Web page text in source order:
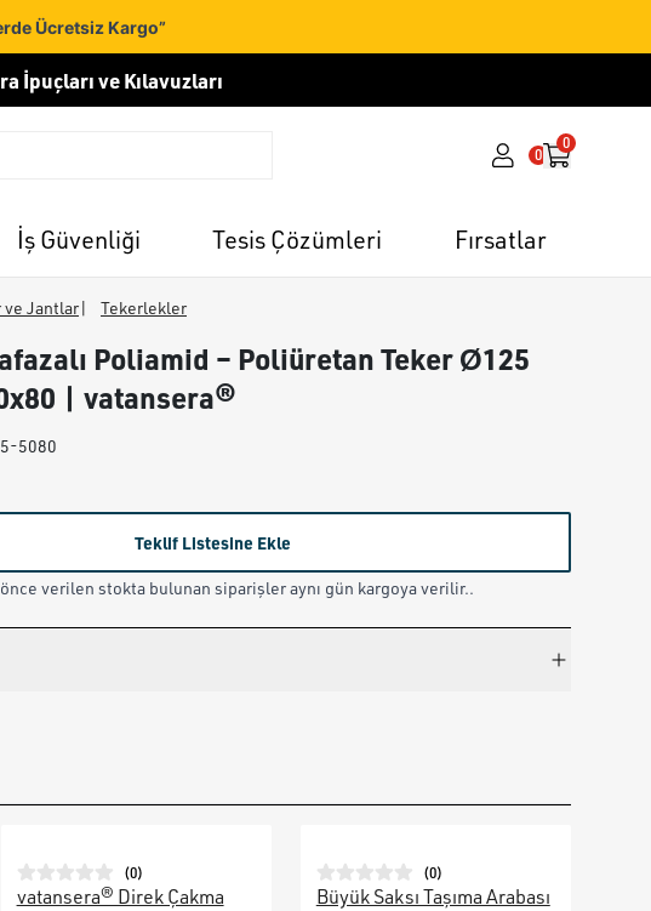
Ücretsiz Kargo”
İpuçları ve Kılavuzları
0
0
İş Güvenliği Tesis Çözümleri Fırsatlar
Jantlar| Tekerlekler
Poliamid – Poliüretan Teker Ø125
| vatansera®
5080
Teklif Listesine Ekle
verilen stokta bulunan siparişler aynı gün kargoya verilir..
(0)
vatansera® Direk Çakma
(0)
Büyük Saksı Taşıma Arabası